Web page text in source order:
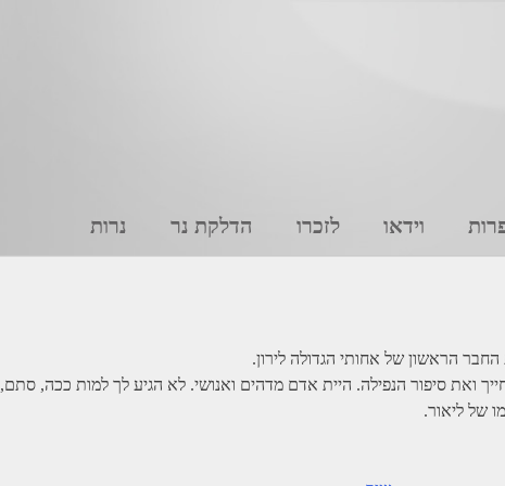
וידאו לזכרו הדלקת נר נרות
הראשון של אחותי הגדולה לירון.
ואת סיפור הנפילה. היית אדם מדהים ואנושי. לא הגיע לך למות ככה,
של ליאור.